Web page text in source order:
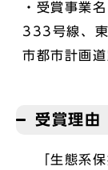
・受賞事業
333号線、
市都市計画
受賞理由
「生態系保